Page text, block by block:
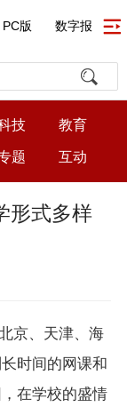
PC版 数字报
技 教育
题 互动
形式多样
京、天津、海
时间的网课和
在学校的盛情